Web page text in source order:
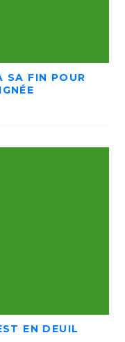
SA FIN POUR
EN DEUIL